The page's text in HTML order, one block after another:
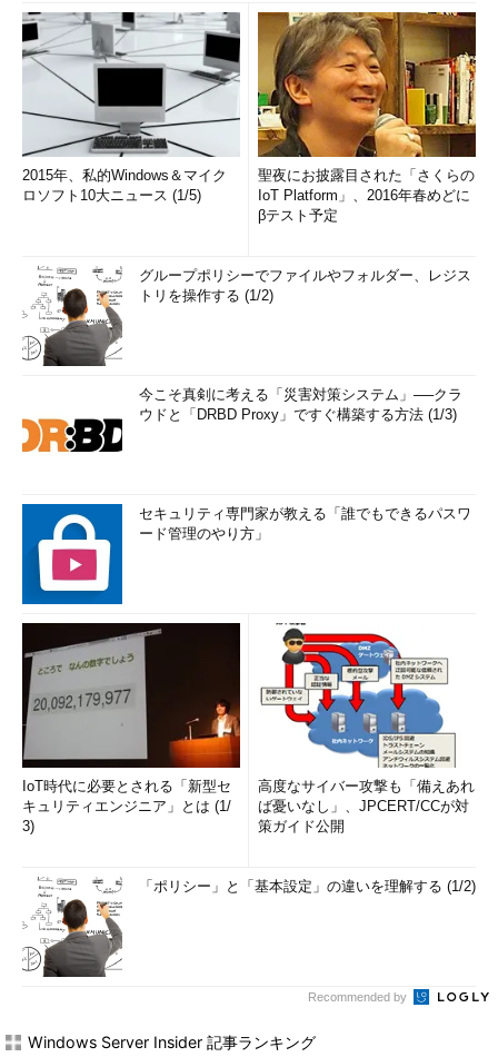
テム起動時に実行を開始するサービスであり、ほとんどのサービ
スの親となる重要なサービスである。これだけの情報では、ある
ポートが具体的にどのサービスによってオープンされたものかを
簡単に知ることはできない。
これらのサービスに関するプロセスを調べるには、tasklist
に/svcオプションを付けるとよい。これは、各プロセスごとに関
連付けられているサービス名を表示させるオプションである。
イメージ名 PID サービス
========================= ======
==========================================
System Idle Process 0 N/A
System 4 N/A
smss.exe 364 N/A
winlogon.exe 444 N/A
services.exe 488 Eventlog, PlugPlay
lsass.exe 500 HTTPFilter, kdc, Netlogon,
NtLmSsp,
PolicyAgent, ProtectedStorage,
svchost.exe 752 RpcSs
svchost.exe 892 Dhcp, Dnscache
svchost.exe 908 LmHosts, WebClient,
WinHttpAutoProxySvc
svchost.exe 952 AudioSrv, BITS, Browser,
CryptSvc, dmserver,
EventSystem, helpsvc, lanmanserver,
lanmanworkstation, Netman, Nla,
Schedule, seclogon, SENS,
ShellHWDetection,
winmgmt, wuauserv
spoolsv.exe 1244 Spooler
svchost.exe 1436 ERSvc
2015年、私的Windows＆マイク
ロソフト10大ニュース (1/5)
聖夜にお披露目された「さくらの
IoT Platform」、2016年春めどに
βテスト予定
グループポリシーでファイルやフォルダー、レジス
トリを操作する (1/2)
今こそ真剣に考える「災害対策システム」──クラ
ウドと「DRBD Proxy」ですぐ構築する方法 (1/3)
セキュリティ専門家が教える「誰でもできるパスワ
ード管理のやり方」
IoT時代に必要とされる「新型セ
キュリティエンジニア」とは (1/
3)
高度なサイバー攻撃も「備えあれ
ば憂いなし」、JPCERT/CCが対
策ガイド公開
「ポリシー」と「基本設定」の違いを理解する (1/2)
Recommended by
Windows Server Insider 記事ランキング